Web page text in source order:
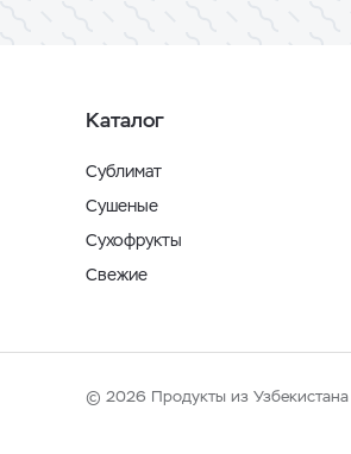
Каталог
Сублимат
Сушеные
Сухофрукты
Свежие
© 2026 Продукты из